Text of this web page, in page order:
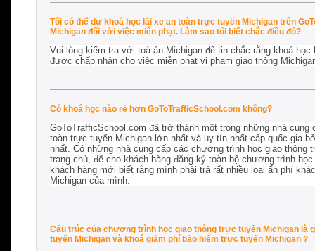
Tôi có thể dự khoá học lái xe an toàn trực tuyến Michigan trên
Michigan đối với việc miễn phạt. Làm sao tôi biết chắc điều đó?
Vui lòng kiểm tra với toà án Michigan để tin chắc rằng khoá
được chấp nhận cho việc miễn phạt vi phạm giao thông
Có khoá học nào rẻ hơn GoToTrafficSchool.com không?
GoToTrafficSchool.com đã trở thành một trong những nhà
toàn trực tuyến Michigan lớn nhất và uy tín nhất cấp quốc gia
nhất. Có những nhà cung cấp các chương trình học giao
trang chủ, để cho khách hàng đăng ký toàn bộ chương trình
khách hàng mới biết rằng mình phải trả rất nhiều loại ẩn phí
Michigan của mình.
Cấu trúc của chương trình học giao thông trực tuyến Michigan là
tuyến Michigan và khoá giảm phí bảo hiểm trực tuyến Michigan ?